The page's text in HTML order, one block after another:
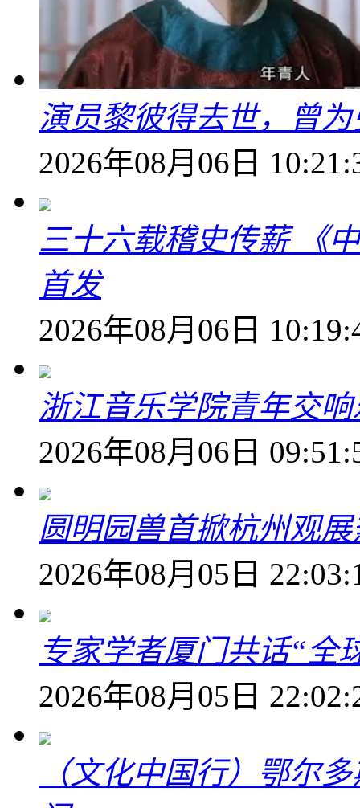
演员黎彼得去世，曾
2026年08月06日
三十六载稽史传薪 《
首发
2026年08月06日
浙江音乐学院青年交
2026年08月06日
圆明园兽首掀杭州观
2026年08月05日
专家学者厦门共话“全
2026年08月05日
（文化中国行）鄂尔